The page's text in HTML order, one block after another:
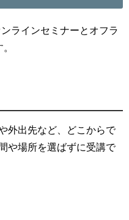
ラインセミナーとオフラ
外出先など、どこからで
や場所を選ばずに受講で